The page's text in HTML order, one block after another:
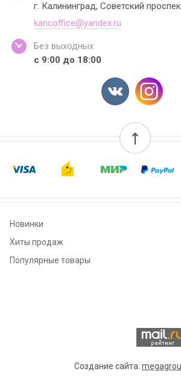
г. Калининград, Советский
kancoffice@yandex.ru
Без выходных
с 9:00 до 18:00
Новинки
Хиты продаж
Популярные товары
Создание сайта: